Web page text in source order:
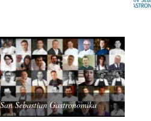
Sebastian Gastronomika